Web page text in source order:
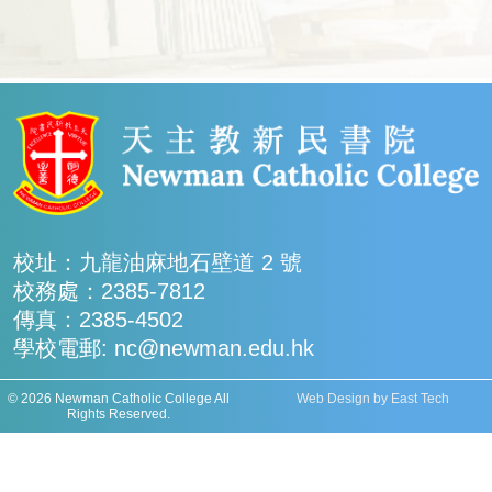
校址：九龍油麻地石壁道 2 號
校務處：2385-7812
傳真：2385-4502
學校電郵: nc@newman.edu.hk
© 2026 Newman Catholic College All
Rights Reserved.
Web Design by East Tech